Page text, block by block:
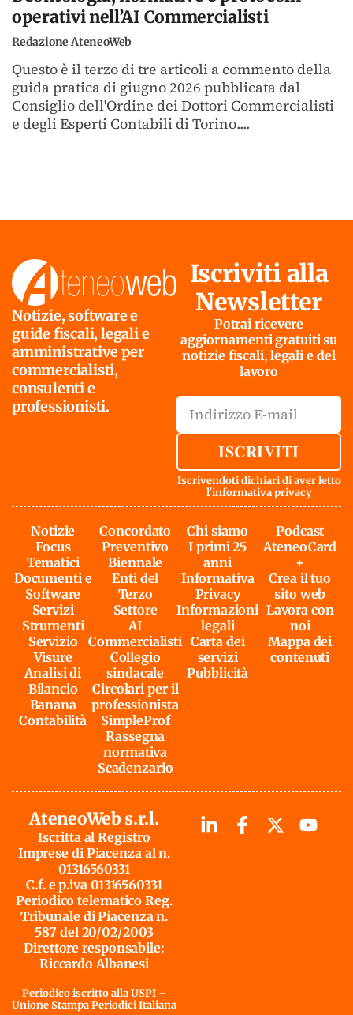
operativi nell’AI Commercialisti
Redazione AteneoWeb
Questo è il terzo di tre articoli a commento della
guida pratica di giugno 2026 pubblicata dal
Consiglio dell'Ordine dei Dottori Commercialisti
e degli Esperti Contabili di Torino....
Notizie, software e
guide fiscali, legali e
amministrative per
commercialisti,
consulenti e
professionisti.
Iscriviti alla
Newsletter
Potrai ricevere
aggiornamenti gratuiti su
notizie fiscali, legali e del
lavoro
ISCRIVITI
Iscrivendoti dichiari di aver letto
l'informativa privacy
Notizie
Focus
Tematici
Documenti e
Software
Servizi
Strumenti
Servizio
Visure
Analisi di
Bilancio
Banana
Contabilità
Concordato
Preventivo
Biennale
Enti del
Terzo
Settore
AI
Commercialisti
Collegio
sindacale
Circolari per il
professionista
SimpleProf
Rassegna
normativa
Scadenzario
Chi siamo
I primi 25
anni
Informativa
Privacy
Informazioni
legali
Carta dei
servizi
Pubblicità
Podcast
AteneoCard
+
Crea il tuo
sito web
Lavora con
noi
Mappa dei
contenuti
AteneoWeb s.r.l.
Iscritta al Registro
Imprese di Piacenza al n.
01316560331
C.f. e p.iva 01316560331
Periodico telematico Reg.
Tribunale di Piacenza n.
587 del 20/02/2003
Direttore responsabile:
Riccardo Albanesi
Periodico iscritto alla USPI –
Unione Stampa Periodici Italiana